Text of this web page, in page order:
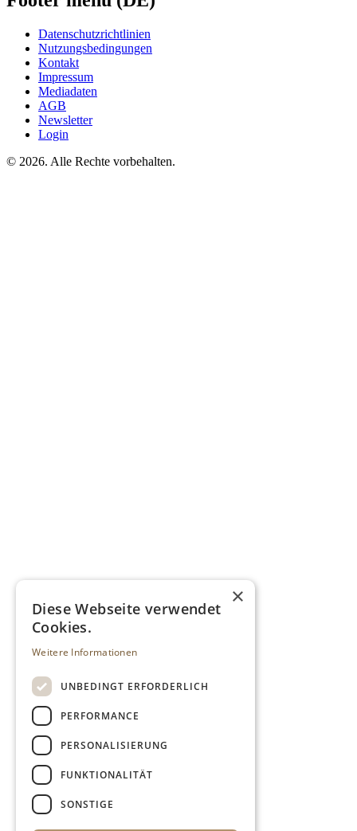
Datenschutzrichtlinien
Nutzungsbedingungen
Kontakt
Impressum
Mediadaten
AGB
Newsletter
Login
© 2026. Alle Rechte vorbehalten.
×
Diese Webseite verwendet
Cookies.
Weitere Informationen
UNBEDINGT ERFORDERLICH
PERFORMANCE
PERSONALISIERUNG
FUNKTIONALITÄT
SONSTIGE